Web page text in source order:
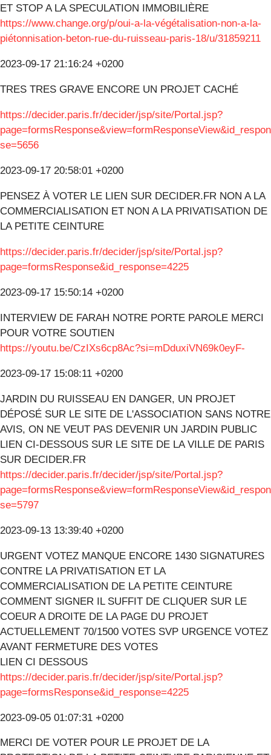
ET STOP A LA SPECULATION IMMOBILIÈRE
https://www.change.org/p/oui-a-la-végétalisation-non-a-la-
piétonnisation-beton-rue-du-ruisseau-paris-18/u/31859211
2023-09-17 21:16:24 +0200
TRES TRES GRAVE ENCORE UN PROJET CACHÉ
https://decider.paris.fr/decider/jsp/site/Portal.jsp?
page=formsResponse&view=formResponseView&id_respon
se=5656
2023-09-17 20:58:01 +0200
PENSEZ À VOTER LE LIEN SUR DECIDER.FR NON A LA
COMMERCIALISATION ET NON A LA PRIVATISATION DE
LA PETITE CEINTURE
https://decider.paris.fr/decider/jsp/site/Portal.jsp?
page=formsResponse&id_response=4225
2023-09-17 15:50:14 +0200
INTERVIEW DE FARAH NOTRE PORTE PAROLE MERCI
POUR VOTRE SOUTIEN
https://youtu.be/CzIXs6cp8Ac?si=mDduxiVN69k0eyF-
2023-09-17 15:08:11 +0200
JARDIN DU RUISSEAU EN DANGER, UN PROJET
DÉPOSÉ SUR LE SITE DE L'ASSOCIATION SANS NOTRE
AVIS, ON NE VEUT PAS DEVENIR UN JARDIN PUBLIC
LIEN CI-DESSOUS SUR LE SITE DE LA VILLE DE PARIS
SUR DECIDER.FR
https://decider.paris.fr/decider/jsp/site/Portal.jsp?
page=formsResponse&view=formResponseView&id_respon
se=5797
2023-09-13 13:39:40 +0200
URGENT VOTEZ MANQUE ENCORE 1430 SIGNATURES
CONTRE LA PRIVATISATION ET LA
COMMERCIALISATION DE LA PETITE CEINTURE
COMMENT SIGNER IL SUFFIT DE CLIQUER SUR LE
COEUR A DROITE DE LA PAGE DU PROJET
ACTUELLEMENT 70/1500 VOTES SVP URGENCE VOTEZ
AVANT FERMETURE DES VOTES
LIEN CI DESSOUS
https://decider.paris.fr/decider/jsp/site/Portal.jsp?
page=formsResponse&id_response=4225
2023-09-05 01:07:31 +0200
MERCI DE VOTER POUR LE PROJET DE LA